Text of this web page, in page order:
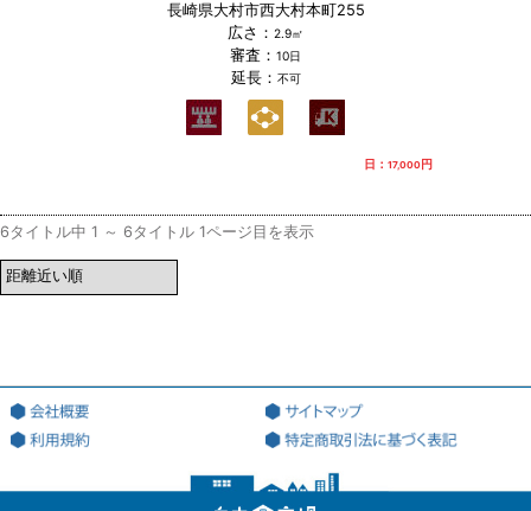
長崎県大村市西大村本町255
広さ： 2.9㎡
審査： 10日
延長： 不可
日： 17,000円
6タイトル中 1 ～ 6タイトル 1ページ目を表示